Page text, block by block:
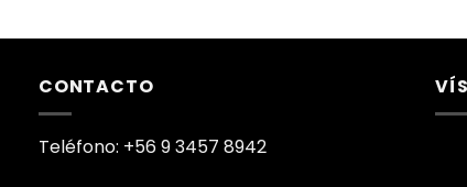
CONTACTO
Teléfono: +56 9 3457 8942